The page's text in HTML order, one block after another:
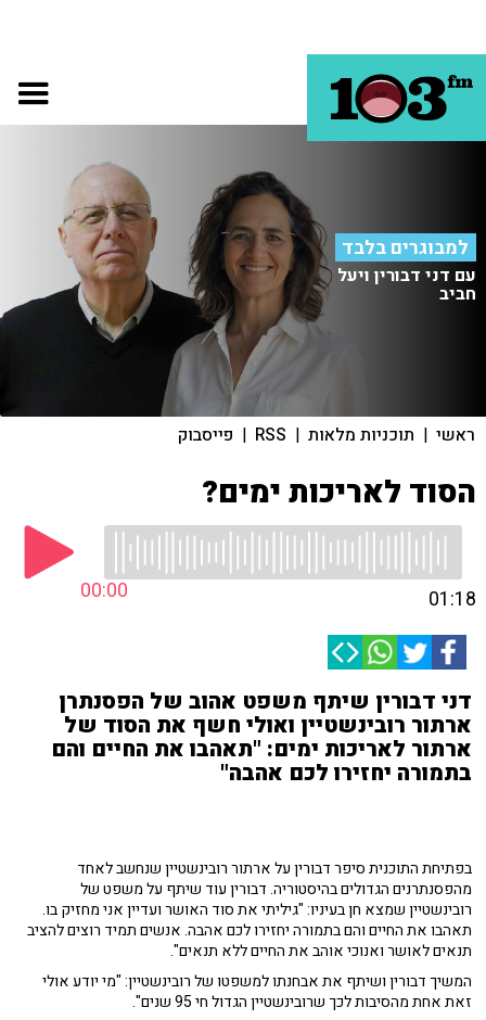
למבוגרים בלבד
עם דני דבורין ויעל
חביב
ראשי | תוכניות מלאות |
RSS
| פייסבוק
הסוד לאריכות ימים?
00:00 01:18
דני דבורין שיתף משפט אהוב של הפסנתרן
ארתור רובינשטיין ואולי חשף את הסוד של
ארתור לאריכות ימים: "תאהבו את החיים והם
בתמורה יחזירו לכם אהבה"
בפתיחת התוכנית סיפר דבורין על ארתור רובינשטיין שנחשב לאחד
מהפסנתרנים הגדולים בהיסטוריה. דבורין עוד שיתף על משפט של
רובינשטיין שמצא חן בעיניו: "גיליתי את סוד האושר ועדיין אני מחזיק בו.
תאהבו את החיים והם בתמורה יחזירו לכם אהבה. אנשים תמיד רוצים להציב
תנאים לאושר ואנוכי אוהב את החיים ללא תנאים".
המשיך דבורין ושיתף את אבחנתו למשפטו של רובינשטיין: "מי יודע אולי
זאת אחת מהסיבות לכך שרובינשטיין הגדול חי 95 שנים".